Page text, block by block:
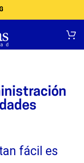
fácil es